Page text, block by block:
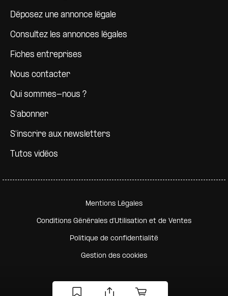
Déposez une annonce légale
Consultez les annonces légales
Fiches entreprises
Nous contacter
Qui sommes-nous ?
S'abonner
S'inscrire aux newsletters
Tutos vidéos
Pied de page secondaire
Mentions Légales
Conditions Générales d'Utilisation et de Ventes
Politique de confidentialité
Gestion des cookies